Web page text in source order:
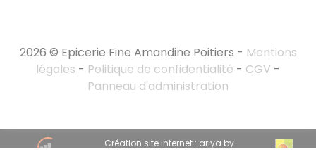
RECHERCHE
POUR :
2026 © Epicerie Fine Amandine Poitiers - Mentions
légales - Politique de confidentialité - CGV -
Panneau d'administration
Création site internet : ariya by